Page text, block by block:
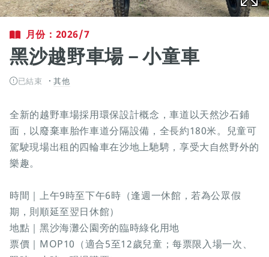
月份：2026/7
黑沙越野車場－小童車
已結束 其他
全新的越野車場採用環保設計概念，車道以天然沙石鋪
面，以廢棄車胎作車道分隔設備，全長約180米。兒童可
駕駛現場出租的四輪車在沙地上馳騁，享受大自然野外的
樂趣。
時間｜上午9時至下午6時（逢週一休館，若為公眾假
期，則順延至翌日休館）
地點｜黑沙海灘公園旁的臨時綠化用地
票價｜MOP10（適合5至12歲兒童；每票限入場一次、